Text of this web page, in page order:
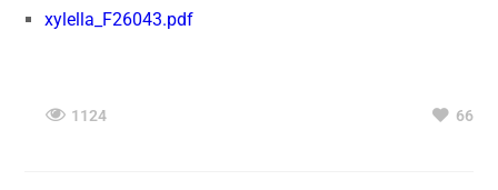
xylella_F26043.pdf
1124 66